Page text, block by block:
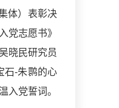
体）表彰决
党志愿书》
晓民研究员
石-朱鹮的心
入党誓词。